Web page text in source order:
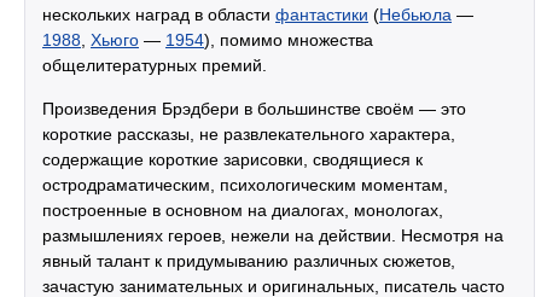
нескольких наград в области фантастики (Небьюла —
1988 Хьюго — 1954), помимо множества
общелитературных премий.
Произведения Брэдбери в большинстве своём — это
короткие рассказы, не развлекательного характера,
содержащие короткие зарисовки, сводящиеся к
остродраматическим, психологическим моментам,
построенные в основном на диалогах, монологах,
размышлениях героев, нежели на действии. Несмотря на
явный талант к придумыванию различных сюжетов,
зачастую занимательных и оригинальных, писатель часто